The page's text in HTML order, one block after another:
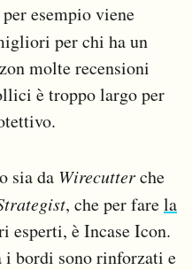
per esempio viene
per chi ha un
molte recensioni
è troppo largo per
sia da Wirecutterche
, che per farela
esperti, è Incase Icon.
i bordi sono rinforzati e